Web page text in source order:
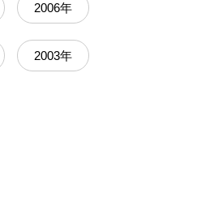
2006年
2003年